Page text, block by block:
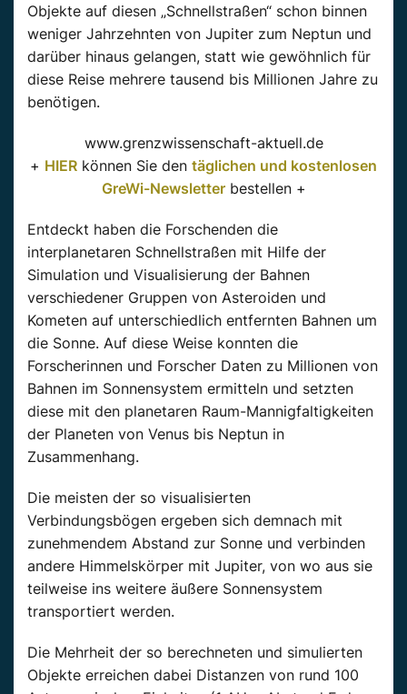
Objekte auf diesen „Schnellstraßen“ schon binnen
weniger Jahrzehnten von Jupiter zum Neptun und
darüber hinaus gelangen, statt wie gewöhnlich für
diese Reise mehrere tausend bis Millionen Jahre zu
benötigen.
www.grenzwissenschaft-aktuell.de
+ HIER können Sie den täglichen und kostenlosen
GreWi-Newsletterbestellen +
Entdeckt haben die Forschenden die
interplanetaren Schnellstraßen mit Hilfe der
Simulation und Visualisierung der Bahnen
verschiedener Gruppen von Asteroiden und
Kometen auf unterschiedlich entfernten Bahnen um
die Sonne. Auf diese Weise konnten die
Forscherinnen und Forscher Daten zu Millionen von
Bahnen im Sonnensystem ermitteln und setzten
diese mit den planetaren Raum-Mannigfaltigkeiten
der Planeten von Venus bis Neptun in
Zusammenhang.
Die meisten der so visualisierten
Verbindungsbögen ergeben sich demnach mit
zunehmendem Abstand zur Sonne und verbinden
andere Himmelskörper mit Jupiter, von wo aus sie
teilweise ins weitere äußere Sonnensystem
transportiert werden.
Die Mehrheit der so berechneten und simulierten
Objekte erreichen dabei Distanzen von rund 100